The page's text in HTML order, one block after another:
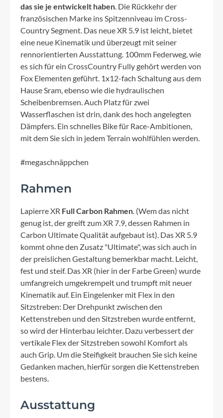
das sie je entwickelt haben. Die Rückkehr der
französischen Marke ins Spitzenniveau im Cross-
Country Segment. Das neue XR 5.9 ist leicht, bietet
eine neue Kinematik und überzeugt mit seiner
rennorientierten Ausstattung. 100mm Federweg, wie
es sich für ein CrossCountry Fully gehört werden von
Fox Elementen geführt. 1x12-fach Schaltung aus dem
Hause Sram, ebenso wie die hydraulischen
Scheibenbremsen. Auch Platz für zwei
Wasserflaschen ist drin, dank des hoch angelegten
Dämpfers. Ein schnelles Bike für Race-Ambitionen,
mit dem Sie sich in jedem Terrain wohlfühlen werden.
#megaschnäppchen
Rahmen
Lapierre XR Full Carbon Rahmen. (Wem das nicht
genug ist, der greift zum XR 7.9, dessen Rahmen in
Carbon Ultimate Qualität aufgebaut ist). Das XR 5.9
kommt ohne den Zusatz "Ultimate", was sich auch in
der preislichen Gestaltung bemerkbar macht. Leicht,
fest und steif. Das XR (hier in der Farbe Green) wurde
umfangreich umgekrempelt und trumpft mit neuer
Kinematik auf. Ein Eingelenker mit Flex in den
Sitzstreben: Der Drehpunkt zwischen den
Kettenstreben und den Sitzstreben wurde entfernt,
so wird der Hinterbau leichter. Dazu verbessert der
vertikale Flex der Sitzstreben sowohl Komfort als
auch Grip. Um die Steifigkeit brauchen Sie sich keine
Gedanken machen, hierfür sorgen die Kettenstreben
bestens.
Ausstattung